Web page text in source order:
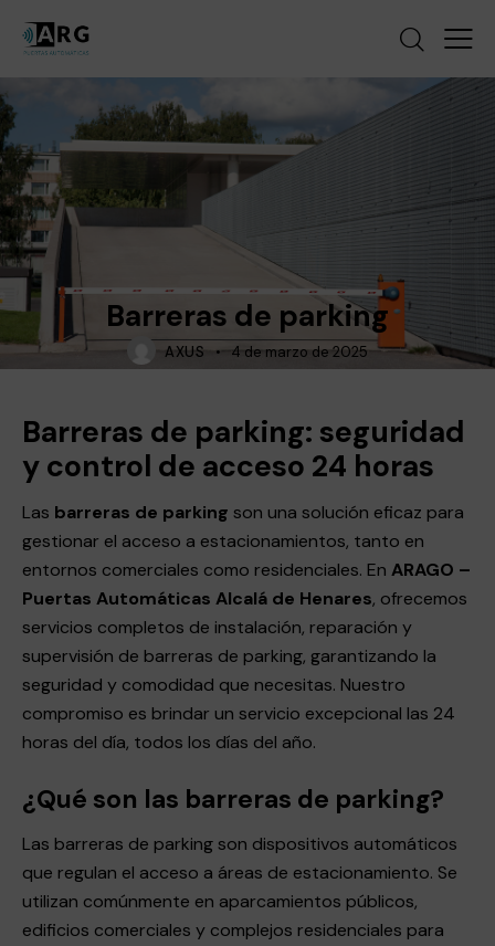
PUERTAS AUTOMÁTICAS
Barreras de parking
AXUS 4 de marzo de 2025
Barreras de parking: seguridad
y control de acceso 24 horas
Las barreras de parking son una solución eficaz para
gestionar el acceso a estacionamientos, tanto en
entornos comerciales como residenciales. En ARAGO –
Puertas Automáticas Alcalá de Henares, ofrecemos
servicios completos de instalación, reparación y
supervisión de barreras de parking, garantizando la
seguridad y comodidad que necesitas. Nuestro
compromiso es brindar un servicio excepcional las 24
horas del día, todos los días del año.
¿Qué son las barreras de parking?
Las barreras de parking son dispositivos automáticos
que regulan el acceso a áreas de estacionamiento. Se
utilizan comúnmente en aparcamientos públicos,
edificios comerciales y complejos residenciales para